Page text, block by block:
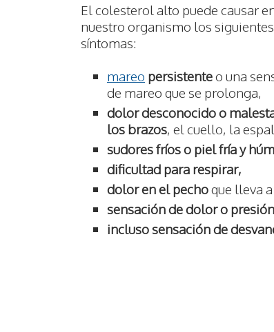
El colesterol alto puede causar
nuestro organismo los siguientes
síntomas:
mareo persistenteo una
de mareo que se prolonga,
dolor desconocido o
los brazos, el cuello, la
sudores fríos o piel fría y
dificultad para respirar,
dolor en el pechoque lleva
sensación de dolor o
incluso sensación de